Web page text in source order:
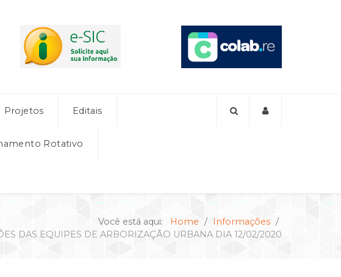
Projetos Editais
Rotativo
Você está aqui: Home
Informações
DAS EQUIPES DE ARBORIZAÇÃO URBANA DIA 12/02/2020